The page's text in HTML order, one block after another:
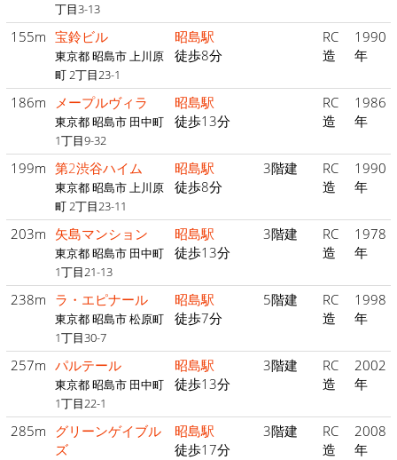
丁目3-13
155m 宝鈴ビル
東京都 昭島市 上川原
町 2丁目23-1
昭島駅
徒歩8分
RC
造
1990
年
186m メープルヴィラ
東京都 昭島市 田中町
1丁目9-32
昭島駅
徒歩13分
RC
造
1986
年
199m 第2渋谷ハイム
東京都 昭島市 上川原
町 2丁目23-11
昭島駅
徒歩8分
3階建
RC
造
1990
年
203m 矢島マンション
東京都 昭島市 田中町
1丁目21-13
昭島駅
徒歩13分
3階建
RC
造
1978
年
238m ラ・エピナール
東京都 昭島市 松原町
1丁目30-7
昭島駅
徒歩7分
5階建
RC
造
1998
年
257m パルテール
東京都 昭島市 田中町
1丁目22-1
昭島駅
徒歩13分
3階建
RC
造
2002
年
285m グリーンゲイブル
ズ
昭島駅
徒歩17分
3階建
RC
造
2008
年